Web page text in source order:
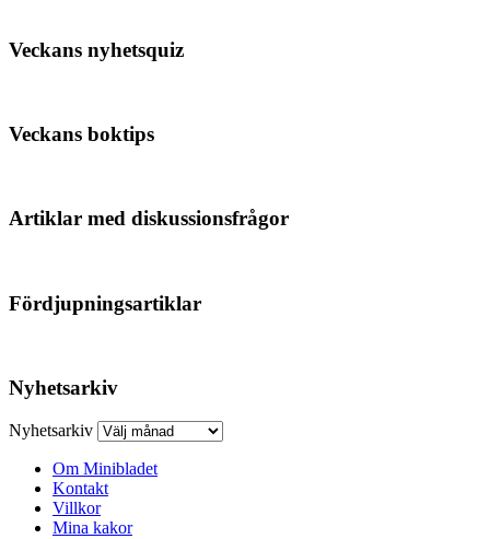
Veckans nyhetsquiz
Veckans boktips
Artiklar med diskussionsfrågor
Fördjupningsartiklar
Nyhetsarkiv
Nyhetsarkiv
Om Minibladet
Kontakt
Villkor
Mina kakor